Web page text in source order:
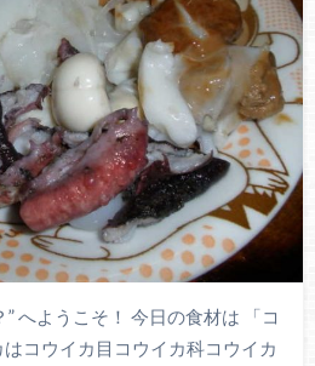
へようこそ！ 今日の食材は 「コ
コウイカ目コウイカ科コウイカ